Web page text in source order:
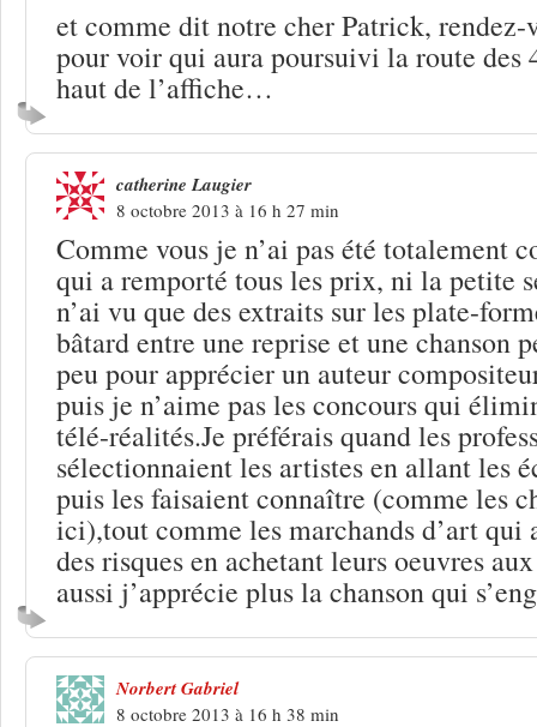
et comme dit notre cher Patrick, rendez-
pour voir qui aura poursuivi la route des
haut de l’affiche…
catherine Laugier
8 octobre 2013 à 16 h 27 min
Comme vous je n’ai pas été totalement
qui a remporté tous les prix, ni la petite
n’ai vu que des extraits sur les plate-
bâtard entre une reprise et une chanson
peu pour apprécier un auteur
puis je n’aime pas les concours qui
télé-réalités.Je préférais quand les
sélectionnaient les artistes en allant les
puis les faisaient connaître (comme les
ici),tout comme les marchands d’art qui
des risques en achetant leurs oeuvres
aussi j’apprécie plus la chanson qui
Norbert Gabriel
8 octobre 2013 à 16 h 38 min